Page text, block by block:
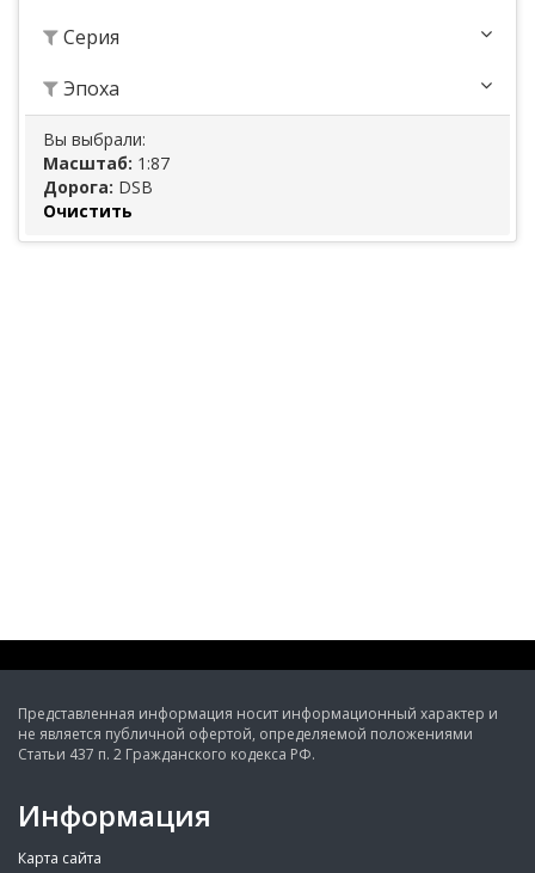
Серия
Эпоха
Вы выбрали:
Масштаб: 1:87
Дорога: DSB
Очистить
Представленная информация носит информационный характер и
не является публичной офертой, определяемой положениями
Статьи 437 п. 2 Гражданского кодекса РФ.
Информация
Карта сайта